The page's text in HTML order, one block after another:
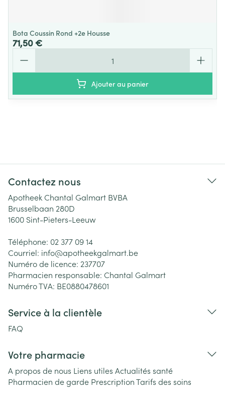
Bota Coussin Rond +2e Housse
71,50 €
Ajouter au panier
Contactez nous
Apotheek Chantal Galmart BVBA
Brusselbaan 280D
1600 Sint-Pieters-Leeuw
Téléphone: 02 377 09 14
Courriel: info@apotheekgalmart.be
Numéro de licence: 237707
Pharmacien responsable: Chantal Galmart
Numéro TVA: BE0880478601
Service à la clientèle
FAQ
Votre pharmacie
A propos de nous Liens utiles Actualités santé
Pharmacien de garde PrescriptionTarifs des soins